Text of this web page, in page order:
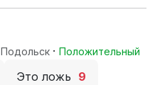
Подольск · Положительный
Это ложь 9